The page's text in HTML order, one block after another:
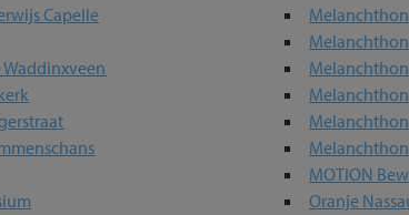
Capelle
MOTION
Oranje